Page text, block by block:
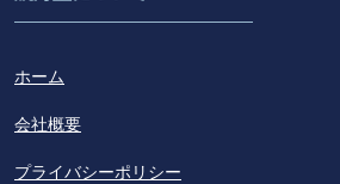
ホーム
会社概要
プライバシーポリシー